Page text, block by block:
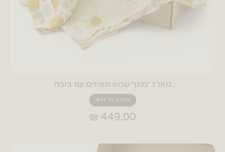
מארז ״מתן״ שמש תפוזים עם בובה
חיסכון של ₪41
449.00 ₪